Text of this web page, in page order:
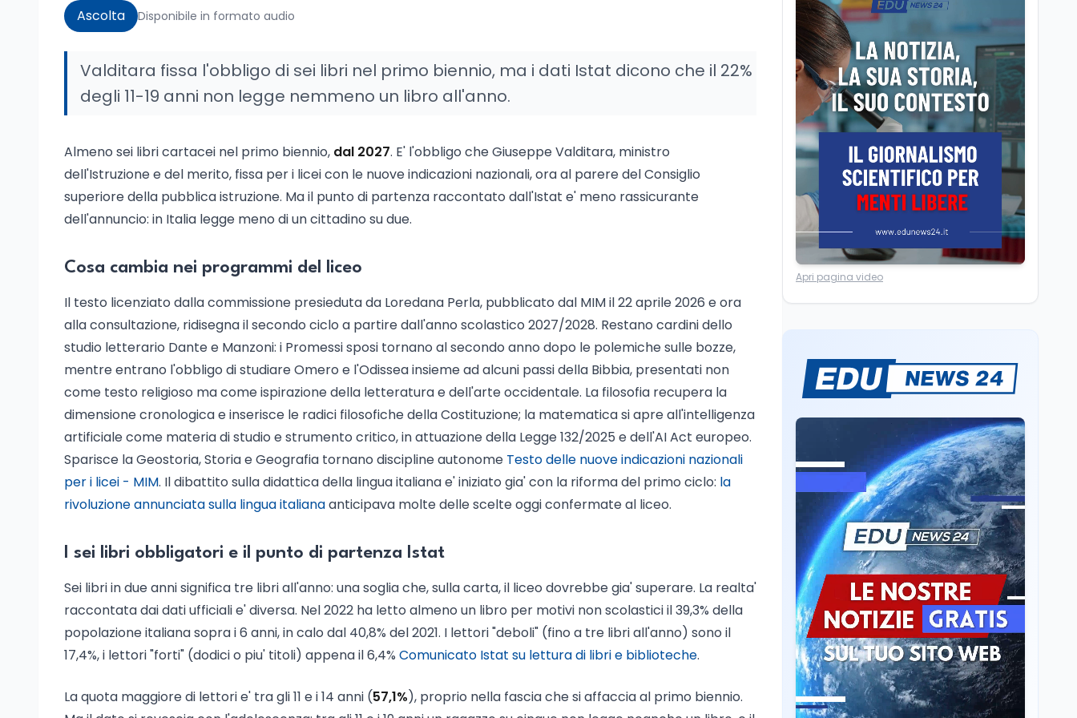
Ascolta Disponibile in formato audio
Valditara fissa l'obbligo di sei libri nel primo biennio, ma i dati Istat dicono che il 22%
degli 11-19 anni non legge nemmeno un libro all'anno.
Almeno sei libri cartacei nel primo biennio, dal 2027. E' l'obbligo che Giuseppe Valditara, ministro
dell'Istruzione e del merito, fissa per i licei con le nuove indicazioni nazionali, ora al parere del Consiglio
superiore della pubblica istruzione. Ma il punto di partenza raccontato dall'Istat e' meno rassicurante
dell'annuncio: in Italia legge meno di un cittadino su due.
Cosa cambia nei programmi del liceo
Il testo licenziato dalla commissione presieduta da Loredana Perla, pubblicato dal MIM il 22 aprile 2026 e ora
alla consultazione, ridisegna il secondo ciclo a partire dall'anno scolastico 2027/2028. Restano cardini dello
studio letterario Dante e Manzoni: i Promessi sposi tornano al secondo anno dopo le polemiche sulle bozze,
mentre entrano l'obbligo di studiare Omero e l'Odissea insieme ad alcuni passi della Bibbia, presentati non
come testo religioso ma come ispirazione della letteratura e dell'arte occidentale. La filosofia recupera la
dimensione cronologica e inserisce le radici filosofiche della Costituzione; la matematica si apre all'intelligenza
artificiale come materia di studio e strumento critico, in attuazione della Legge 132/2025 e dell'AI Act europeo.
Sparisce la Geostoria, Storia e Geografia tornano discipline autonome Testo delle nuove indicazioni nazionali
per i licei - MIM. Il dibattito sulla didattica della lingua italiana e' iniziato gia' con la riforma del primo ciclo: la
rivoluzione annunciata sulla lingua italianaanticipava molte delle scelte oggi confermate al liceo.
I sei libri obbligatori e il punto di partenza Istat
Sei libri in due anni significa tre libri all'anno: una soglia che, sulla carta, il liceo dovrebbe gia' superare. La realta'
raccontata dai dati ufficiali e' diversa. Nel 2022 ha letto almeno un libro per motivi non scolastici il 39,3% della
popolazione italiana sopra i 6 anni, in calo dal 40,8% del 2021. I lettori "deboli" (fino a tre libri all'anno) sono il
17,4%, i lettori "forti" (dodici o piu' titoli) appena il 6,4% Comunicato Istat su lettura di libri e biblioteche.
La quota maggiore di lettori e' tra gli 11 e i 14 anni (57,1%), proprio nella fascia che si affaccia al primo biennio.
Posizioni economiche
degli arretrati fino a
4.150 euro
Cultura6 ago
Spesa culturale in
Lombardia da record,
ma la voragine Nord-
Sud triplica
Cultura 6 ago
Francesco Guccini si è
spento a Pàvana: addio
Ricerca6 ago
Un secolo di Warburg: il
Ricerca
Il rivelatore che 'vede' i
reattori spenti
Scuola6 ago
Posizioni economiche
ATA: la matematica
degli arretrati fino a
4.150 euro
Cultura6 ago
Spesa culturale in
Lombardia da record,
ma la voragine Nord-
Sud triplica
Cultura 6 ago
Francesco Guccini si è
spento a Pàvana: addio
al Maestrone
Apri pagina video